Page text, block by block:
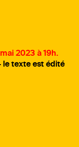
2023 à 19h.
le texte est édité